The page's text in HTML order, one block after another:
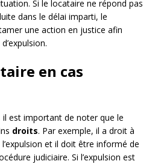
Si le locataire ne répond pas
dans le délai imparti, le
une action en justice afin
en cas
il est important de noter que le
droits. Par exemple, il a droit à
et il doit être informé de
judiciaire. Si l’expulsion est